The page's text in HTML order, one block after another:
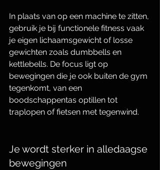
In plaats van op een machine te zitten,
gebruik je bij functionele fitness vaak
je eigen lichaamsgewicht of losse
gewichten zoals dumbbells en
kettlebells. De focus ligt op
bewegingen die je ook buiten de gym
tegenkomt, van een
boodschappentas optillen tot
traplopen of fietsen met tegenwind.
Je wordt sterker in alledaagse
bewegingen